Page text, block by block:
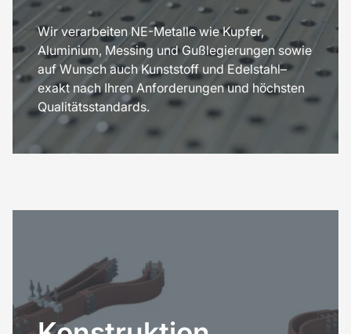
Wir verarbeiten NE-Metalle wie Kupfer,
Aluminium, Messing und Gußlegierungen sowie
auf Wunsch auch Kunststoff und Edelstahl–
exakt nach Ihren Anforderungen und höchsten
Qualitätsstandards.